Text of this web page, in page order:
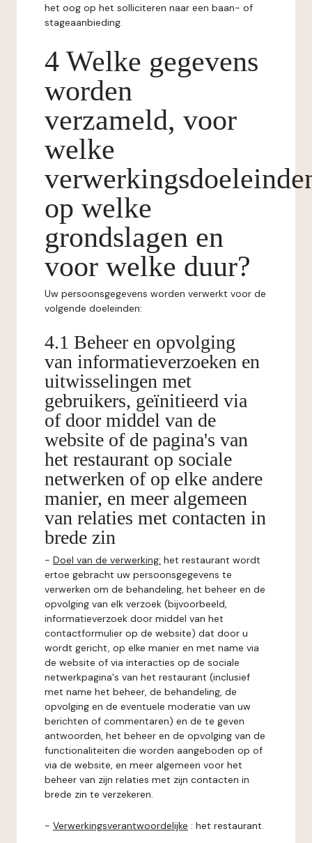
het oog op het solliciteren naar een baan- of
stageaanbieding.
4 Welke gegevens
worden
verzameld, voor
welke
op welke
grondslagen en
voor welke duur?
Uw persoonsgegevens worden verwerkt voor de
volgende doeleinden:
4.1 Beheer en opvolging
van informatieverzoeken en
uitwisselingen met
gebruikers, geïnitieerd via
of door middel van de
website of de pagina's van
het restaurant op sociale
netwerken of op elke andere
manier, en meer algemeen
van relaties met contacten in
brede zin
- Doel van de verwerking: het restaurant wordt
ertoe gebracht uw persoonsgegevens te
verwerken om de behandeling, het beheer en de
opvolging van elk verzoek (bijvoorbeeld,
informatieverzoek door middel van het
contactformulier op de website) dat door u
wordt gericht, op elke manier en met name via
de website of via interacties op de sociale
netwerkpagina's van het restaurant (inclusief
met name het beheer, de behandeling, de
opvolging en de eventuele moderatie van uw
berichten of commentaren) en de te geven
antwoorden, het beheer en de opvolging van de
functionaliteiten die worden aangeboden op of
via de website, en meer algemeen voor het
beheer van zijn relaties met zijn contacten in
brede zin te verzekeren.
- Verwerkingsverantwoordelijke : het restaurant.